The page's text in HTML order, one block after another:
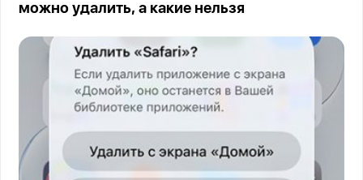
можно удалить, а какие нельзя